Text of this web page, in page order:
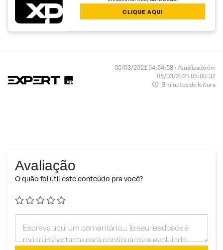
CLIQUE AQUI
05/03/2021 04:54:58 • Atualizado em
05/03/2021 05:00:32
3 minutos de leitura
Avaliação
O quão foi útil este conteúdo pra você?